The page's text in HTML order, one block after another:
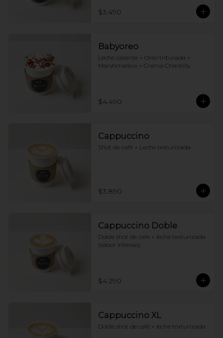
$3.490
Babyoreo
Leche caliente + Oreo triturada +
Marshmallow + Crema Chantilly
$4.490
Cappuccino
Shot de café + Leche texturizada
$3.890
Cappuccino Doble
Doble shot de cafe + leche texturizada
(sabor intenso)
$4.290
Cappuccino XL
Doble shot de café + leche texturizada